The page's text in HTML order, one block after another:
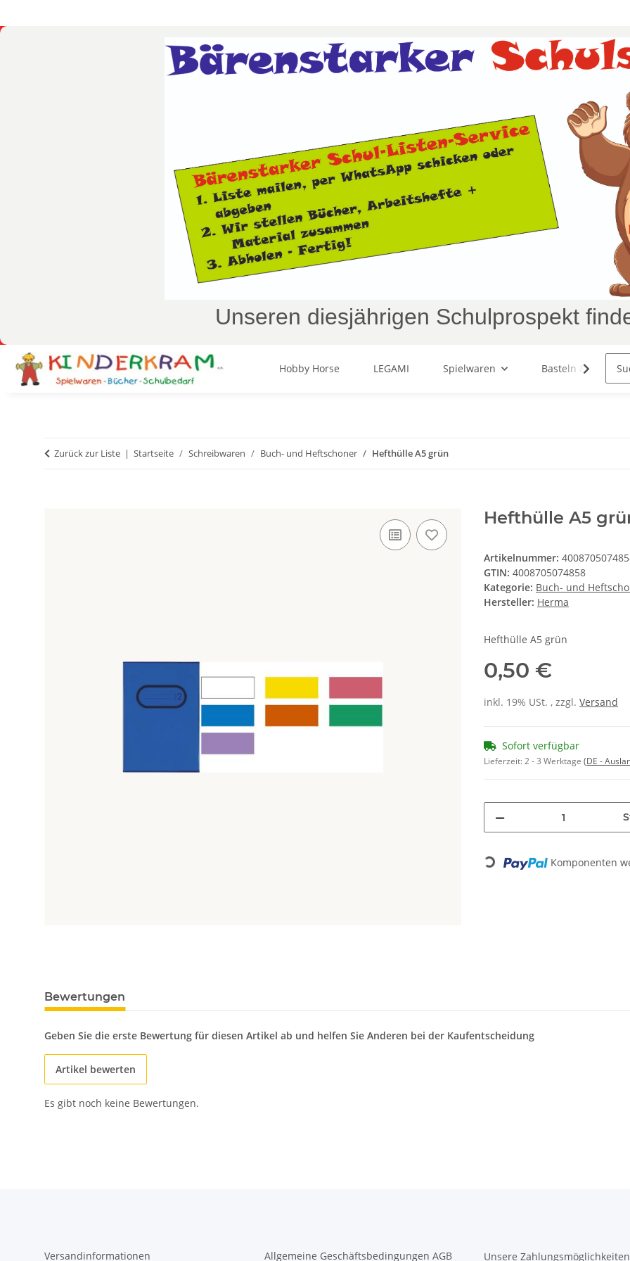
Unseren diesjährigen Schulprospekt
Hobby Horse LEGAMI Spielwaren Basteln & Malen
Zurück zur Liste Startseite Schreibwaren Buch- und Heftschoner Hefthülle A5 grün
Hefthülle A5
Artikelnummer:
GTIN: 4008705074858
Kategorie: Buch- und
Hersteller: Herma
Hefthülle A5 grün
0,50 €
inkl. 19% USt. , zzgl. Versand
Sofort verfügbar
Lieferzeit:2 - 3 Werktage (DE -
Loading... Komponenten
Bewertungen
Geben Sie die erste Bewertung für diesen Artikel ab und helfen Sie Anderen bei der Kaufentscheidung
Artikel bewerten
Es gibt noch keine Bewertungen.
Versandinformationen Allgemeine Geschäftsbedingungen AGB Unsere